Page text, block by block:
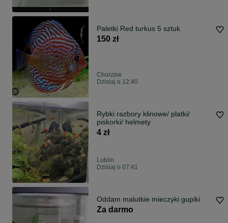
Paletki Red turkus 5 sztuk
150 zł
Chorzów
Dzisiaj o 12:40
Rybki razbory klinowe/ platki/
piskorki/ helmety
4 zł
Lublin
Dzisiaj o 07:41
Oddam malutkie mieczyki gupiki
Za darmo